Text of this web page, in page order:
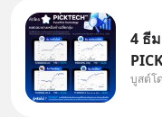
4 ธี
เฉลี่
บูสต์โ